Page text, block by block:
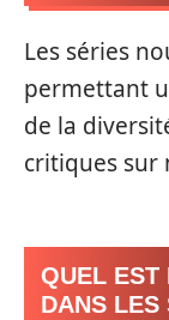
Les séries
permettant
de la
critiques sur
QUEL EST
DANS LES